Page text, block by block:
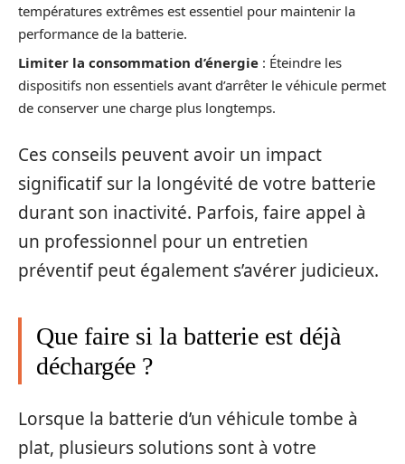
températures extrêmes est essentiel pour maintenir la
performance de la batterie.
Limiter la consommation d’énergie : Éteindre les
dispositifs non essentiels avant d’arrêter le véhicule permet
de conserver une charge plus longtemps.
Ces conseils peuvent avoir un impact
significatif sur la longévité de votre batterie
durant son inactivité. Parfois, faire appel à
un professionnel pour un entretien
préventif peut également s’avérer judicieux.
Que faire si la batterie est déjà
déchargée ?
Lorsque la batterie d’un véhicule tombe à
plat, plusieurs solutions sont à votre